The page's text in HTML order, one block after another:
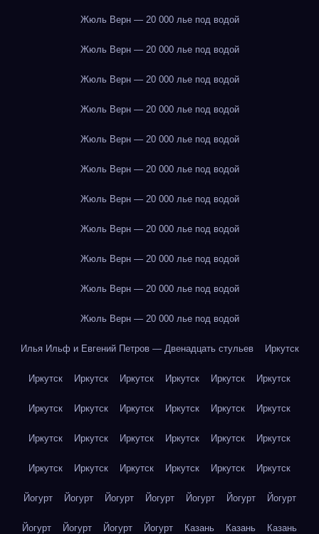
Жюль Верн — 20 000 лье под водой
Жюль Верн — 20 000 лье под водой
Жюль Верн — 20 000 лье под водой
Жюль Верн — 20 000 лье под водой
Жюль Верн — 20 000 лье под водой
Жюль Верн — 20 000 лье под водой
Жюль Верн — 20 000 лье под водой
Жюль Верн — 20 000 лье под водой
Жюль Верн — 20 000 лье под водой
Жюль Верн — 20 000 лье под водой
Жюль Верн — 20 000 лье под водой
Илья Ильф и Евгений Петров — Двенадцать стульев Иркутск
Иркутск Иркутск Иркутск Иркутск Иркутск Иркутск
Иркутск Иркутск Иркутск Иркутск Иркутск Иркутск
Иркутск Иркутск Иркутск Иркутск Иркутск Иркутск
Иркутск Иркутск Иркутск Иркутск Иркутск Иркутск
Йогурт Йогурт Йогурт Йогурт Йогурт Йогурт Йогурт
Йогурт Йогурт Йогурт Йогурт Казань Казань Казань